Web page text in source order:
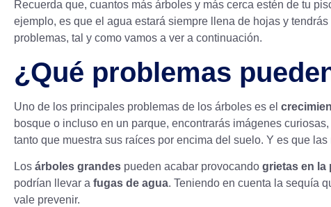
Recuerda que, cuantos más árboles y más cerca estén de tu
ejemplo, es que el agua estará siempre llena de hojas y
problemas, tal y como vamos a ver a continuación.
¿Qué problemas
Uno de los principales problemas de los árboles es el
bosque o incluso en un parque, encontrarás imágenes
tanto que muestra sus raíces por encima del suelo. Y es que las
Los árboles grandes pueden acabar provocando grietas en la
podrían llevar a fugas de agua. Teniendo en cuenta la sequía
vale prevenir.